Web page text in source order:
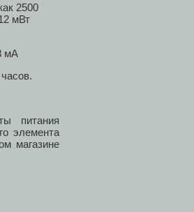
2500
мВт
мА
питания
элемента
магазине